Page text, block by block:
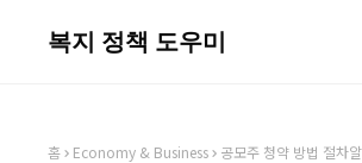
복지 정책 도우미
홈 Economy & Business 공모주 청약 방법 절차